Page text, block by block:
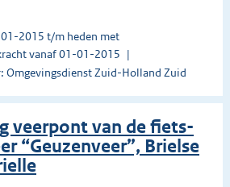
2015 t/m heden met
vanaf 01-01-2015
Omgevingsdienst Zuid-Holland Zuid
veerpont van de fiets-
“Geuzenveer”, Brielse